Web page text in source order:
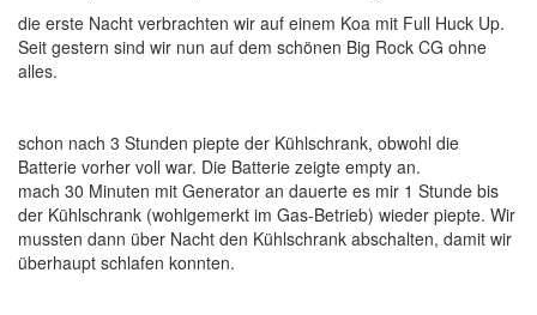
die erste Nacht verbrachten wir auf einem Koa mit Full Huck Up.
Seit gestern sind wir nun auf dem schönen Big Rock CG ohne
alles.
schon nach 3 Stunden piepte der Kühlschrank, obwohl die
Batterie vorher voll war. Die Batterie zeigte empty an.
mach 30 Minuten mit Generator an dauerte es mir 1 Stunde bis
der Kühlschrank (wohlgemerkt im Gas-Betrieb) wieder piepte. Wir
mussten dann über Nacht den Kühlschrank abschalten, damit wir
überhaupt schlafen konnten.